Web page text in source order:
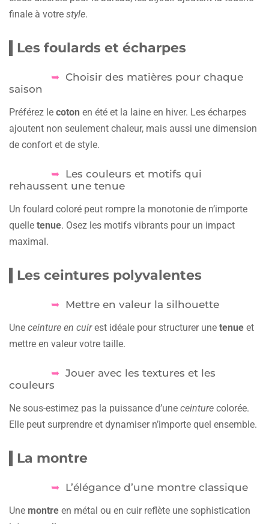
finale à votre style.
Les foulards et écharpes
Choisir des matières pour chaque
saison
Préférez le coton en été et la laine en hiver. Les écharpes
ajoutent non seulement chaleur, mais aussi une dimension
de confort et de style.
Les couleurs et motifs qui
rehaussent une tenue
Un foulard coloré peut rompre la monotonie de n’importe
quelle tenue. Osez les motifs vibrants pour un impact
maximal.
Les ceintures polyvalentes
Mettre en valeur la silhouette
Une ceinture en cuirest idéale pour structurer une tenue et
mettre en valeur votre taille.
Jouer avec les textures et les
couleurs
Ne sous-estimez pas la puissance d’une ceinture colorée.
Elle peut surprendre et dynamiser n’importe quel ensemble.
La montre
L’élégance d’une montre classique
Une montre en métal ou en cuir reflète une sophistication